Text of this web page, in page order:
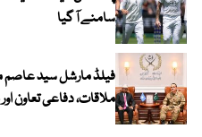
سامنے آ گیا
فیلڈ مارشل سید عاصم
ملاقات، دفاعی تعاون